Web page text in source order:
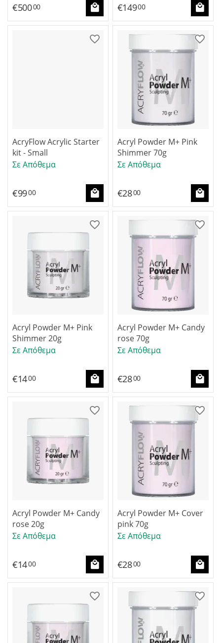
€50000 €14900
AcryFlow Acrylic Starter
kit - Small
Σε Απόθεμα
€9900
Acryl Powder M+ Pink
Shimmer 70g
Σε Απόθεμα
€2800
Acryl Powder M+ Pink
Shimmer 20g
Σε Απόθεμα
€1400
Acryl Powder M+ Candy
rose 70g
Σε Απόθεμα
€2800
Acryl Powder M+ Candy
rose 20g
Σε Απόθεμα
€1400
Acryl Powder M+ Cover
pink 70g
Σε Απόθεμα
€2800